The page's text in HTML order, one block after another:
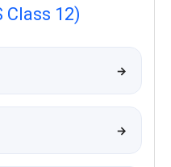
Class 12)
→
→